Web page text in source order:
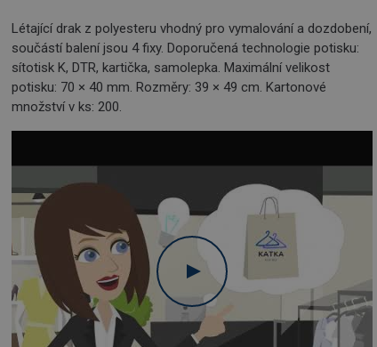
Létající drak z polyesteru vhodný pro vymalování a dozdobení,
součástí balení jsou 4 fixy. Doporučená technologie potisku:
sítotisk K, DTR, kartička, samolepka. Maximální velikost
potisku: 70 × 40 mm. Rozměry: 39 × 49 cm. Kartonové
množství v ks: 200.